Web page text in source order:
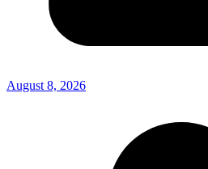
August 8, 2026